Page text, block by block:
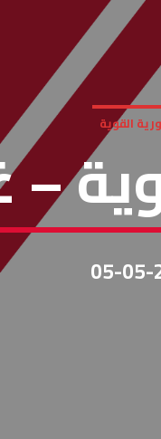
القوية
–
05-05-